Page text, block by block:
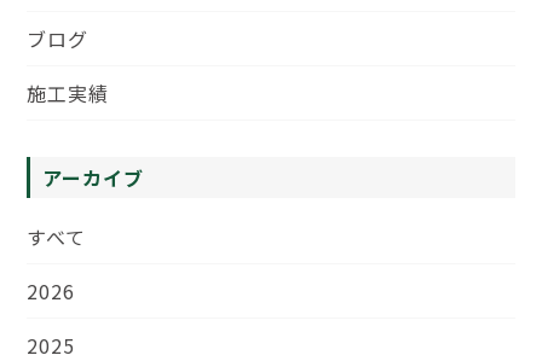
ブログ
施工実績
アーカイブ
すべて
2026
2025